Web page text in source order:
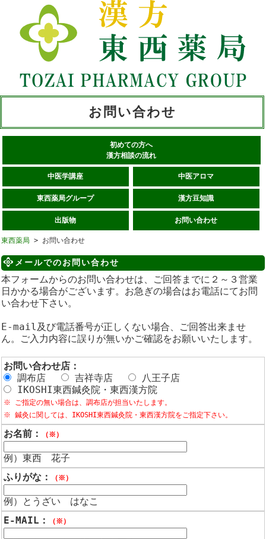
お問い合わせ
初めての方へ
漢方相談の流れ
中医学講座 中医アロマ
東西薬局グループ 漢方豆知識
出版物 お問い合わせ
東西薬局 > お問い合わせ
メールでのお問い合わせ
本フォームからのお問い合わせは、ご回答までに２～３営業
日かかる場合がございます。お急ぎの場合はお電話にてお問
い合わせ下さい。
E-mail及び電話番号が正しくない場合、ご回答出来ませ
ん。ご入力内容に誤りが無いかご確認をお願いいたします。
お問い合わせ店：
調布店
吉祥寺店
八王子店
IKOSHI東西鍼灸院・東西漢方院
※ ご指定の無い場合は、調布店が担当いたします。
※ 鍼灸に関しては、IKOSHI東西鍼灸院・東西漢方院をご指定下さい。
お名前： （※）
例）東西 花子
ふりがな：
（※）
例）とうざい はなこ
E-MAIL：
（※）